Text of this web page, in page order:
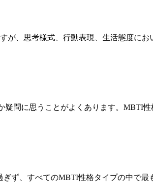
、思考様式、行動表現、生活態度に
問に思うことがよくあります。MBTI
ず、すべてのMBTI性格タイプの中で